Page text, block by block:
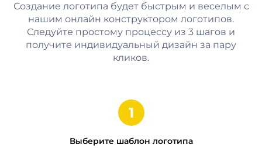
Создание логотипа будет быстрым и веселым с
нашим онлайн конструктором логотипов.
Следуйте простому процессу из 3 шагов и
получите индивидуальный дизайн за пару
кликов.
Выберите шаблон логотипа